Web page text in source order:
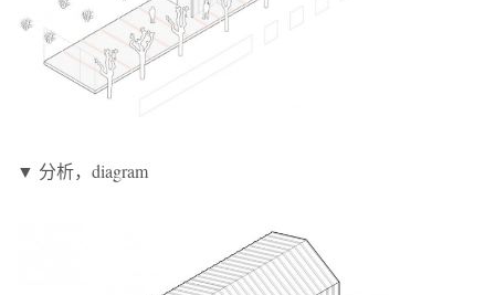
▼ 分析，diagram